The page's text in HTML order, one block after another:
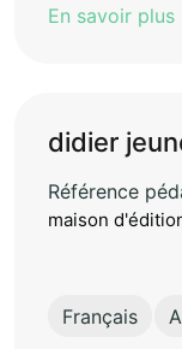
En savoir plus
didier
Référence
maison
Français